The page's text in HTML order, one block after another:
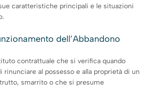
caratteristiche principali e le situazioni
dell’Abbandono
contrattuale che si verifica quando
rinunciare al possesso e alla proprietà di un
smarrito o che si presume